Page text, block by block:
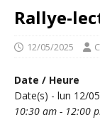
Rallye-
12/05/2025
Date / Heure
Date(s) - lun 12/
10:30 am - 12:00